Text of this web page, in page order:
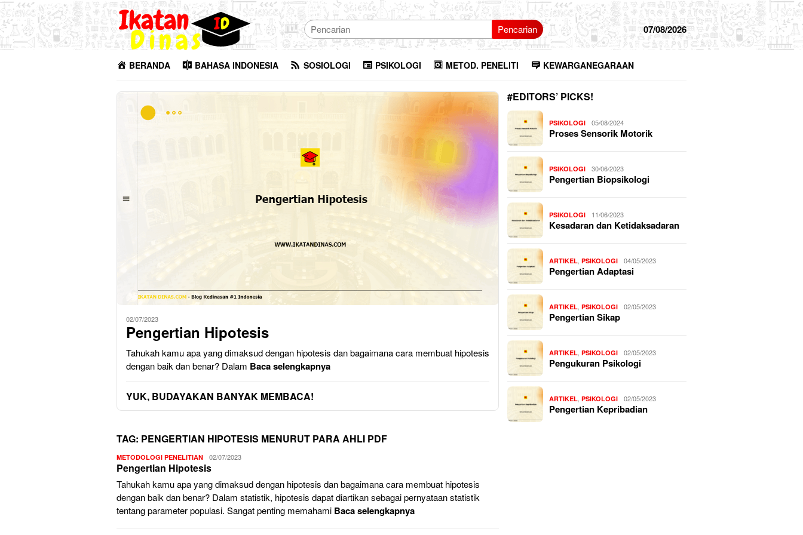
Loncat
ke
konten
Pencarian 07/08/2026
BERANDA BAHASA INDONESIA SOSIOLOGI PSIKOLOGI METOD. PENELITI KEWARGANEGARAAN
02/07/2023
Pengertian Hipotesis
Tahukah kamu apa yang dimaksud dengan hipotesis dan bagaimana cara membuat hipotesis
dengan baik dan benar? Dalam Baca selengkapnya
YUK, BUDAYAKAN BANYAK MEMBACA!
TAG: PENGERTIAN HIPOTESIS MENURUT PARA AHLI PDF
METODOLOGI PENELITIAN Admin
Utama
02/07/2023
Pengertian Hipotesis
Tahukah kamu apa yang dimaksud dengan hipotesis dan bagaimana cara membuat hipotesis
dengan baik dan benar? Dalam statistik, hipotesis dapat diartikan sebagai pernyataan statistik
tentang parameter populasi. Sangat penting memahami Baca selengkapnya
#EDITORS’ PICKS!
PSIKOLOGI 05/08/2024
Proses Sensorik Motorik
PSIKOLOGI 30/06/2023
Pengertian Biopsikologi
PSIKOLOGI 11/06/2023
Kesadaran dan Ketidaksadaran
ARTIKEL ,PSIKOLOGI 04/05/2023
Pengertian Adaptasi
ARTIKEL ,PSIKOLOGI 02/05/2023
Pengertian Sikap
ARTIKEL ,PSIKOLOGI 02/05/2023
Pengukuran Psikologi
ARTIKEL ,PSIKOLOGI 02/05/2023
Pengertian Kepribadian